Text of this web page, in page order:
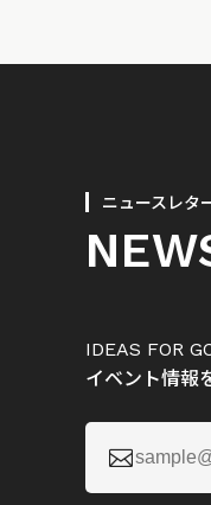
ニュースレタ
IDEAS FOR
イベント情報
